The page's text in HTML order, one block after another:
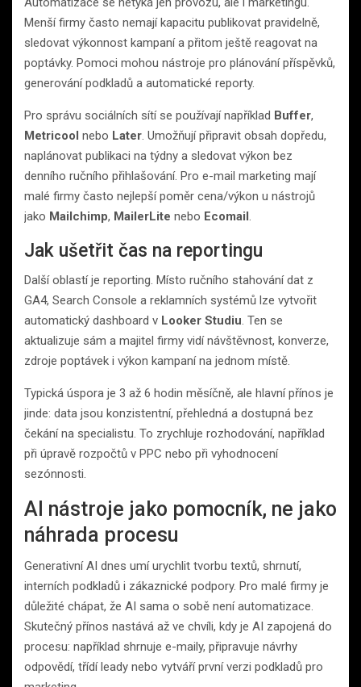
Menší firmy často nemají kapacitu publikovat pravidelně,
sledovat výkonnost kampaní a přitom ještě reagovat na
poptávky. Pomoci mohou nástroje pro plánování příspěvků,
generování podkladů a automatické reporty.
Pro správu sociálních sítí se používají například Buffer,
Metricool nebo Later. Umožňují připravit obsah dopředu,
naplánovat publikaci na týdny a sledovat výkon bez
denního ručního přihlašování. Pro e-mail marketing mají
malé firmy často nejlepší poměr cena/výkon u nástrojů
jako Mailchimp, MailerLite nebo Ecomail.
Jak ušetřit čas na reportingu
Další oblastí je reporting. Místo ručního stahování dat z
GA4, Search Console a reklamních systémů lze vytvořit
automatický dashboard v Looker Studiu. Ten se
aktualizuje sám a majitel firmy vidí návštěvnost, konverze,
zdroje poptávek i výkon kampaní na jednom místě.
Typická úspora je 3 až 6 hodin měsíčně, ale hlavní přínos je
jinde: data jsou konzistentní, přehledná a dostupná bez
čekání na specialistu. To zrychluje rozhodování, například
při úpravě rozpočtů v PPC nebo při vyhodnocení
sezónnosti.
AI nástroje jako pomocník, ne jako
náhrada procesu
Generativní AI dnes umí urychlit tvorbu textů, shrnutí,
interních podkladů i zákaznické podpory. Pro malé firmy je
důležité chápat, že AI sama o sobě není automatizace.
Skutečný přínos nastává až ve chvíli, kdy je AI zapojená do
procesu: například shrnuje e-maily, připravuje návrhy
odpovědí, třídí leady nebo vytváří první verzi podkladů pro